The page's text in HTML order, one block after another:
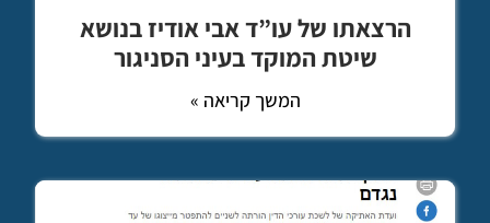
הרצאתו של עו”ד אבי אודיז בנושא
שיטת המוקד בעיני הסניגור
המשך קריאה »